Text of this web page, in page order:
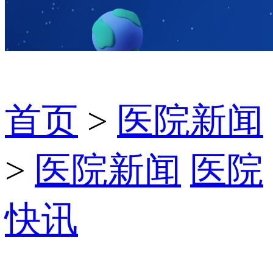
首页 > 医院新闻
> 医院新闻 医院
快讯